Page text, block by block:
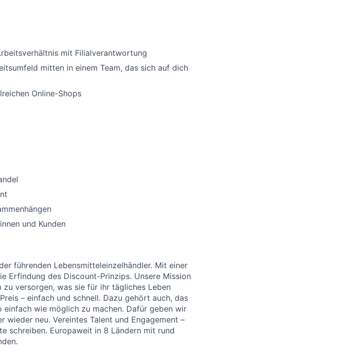
mit Filialverantwortung
mitten in einem Team, das sich auf dich
Online-Shops
und Kunden
führenden Lebensmitteleinzelhändler. Mit einer
Erfindung des Discount-Prinzips. Unsere Mission
versorgen, was sie für ihr tägliches Leben
– einfach und schnell. Dazu gehört auch, das
einfach wie möglich zu machen. Dafür geben wir
wieder neu. Vereintes Talent und Engagement –
schreiben. Europaweit in 8 Ländern mit rund